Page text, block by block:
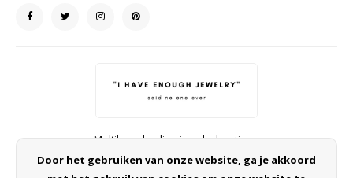
Multibrand online jewelry boutique
info@ohsohip.nl
Door het gebruiken van onze website, ga je akkoord